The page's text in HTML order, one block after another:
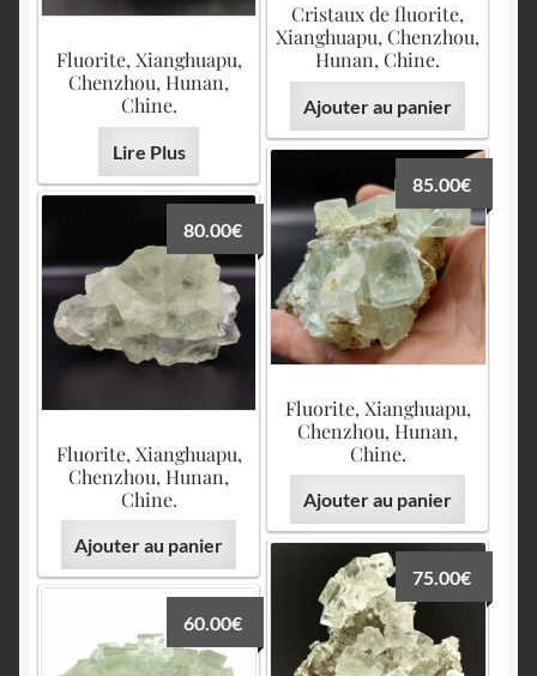
Cristaux de fluorite,
Xianghuapu, Chenzhou,
Hunan, Chine.
Ajouter au panier
Fluorite, Xianghuapu,
Chenzhou, Hunan,
Chine.
Lire Plus
Fluorite, Xianghuapu,
Chenzhou, Hunan,
Chine.
85.00€
Ajouter au panier
Fluorite, Xianghuapu,
Chenzhou, Hunan,
Chine.
80.00€
Ajouter au panier
75.00€
60.00€